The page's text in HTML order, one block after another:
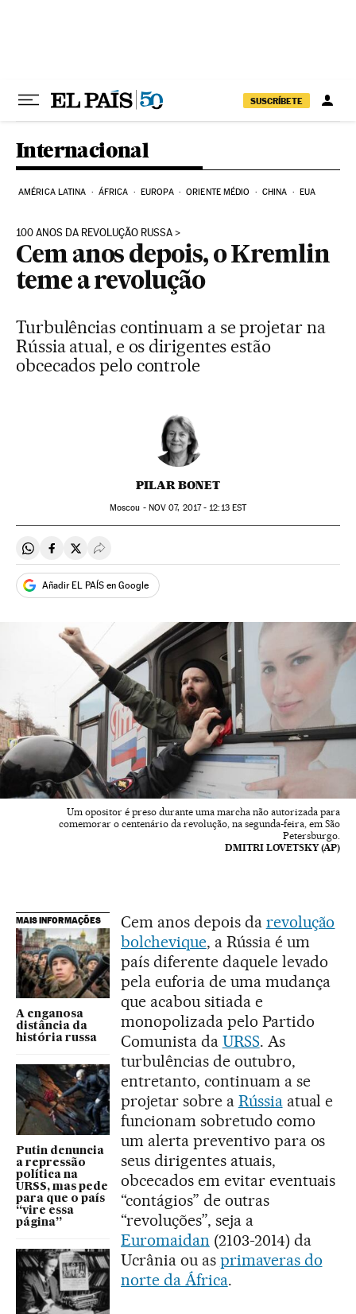
SUSCRÍBETE
Internacional
AMÉRICA LATINA ÁFRICA EUROPA ORIENTE MÉDIO CHINA EUA
100 ANOS DA REVOLUÇÃO RUSSA
Cem anos depois, o Kremlin
teme a revolução
Turbulências continuam a se projetar na
Rússia atual, e os dirigentes estão
obcecados pelo controle
PILAR BONET
Moscou - NOV 07, 2017 - 12:13EST
Compartir en Whatsapp
Compartir en Facebook
Compartir en Twitter
Desplegar Redes Sociales
Añadir EL PAÍS en Google
Um opositor é preso durante uma marcha não autorizada para
comemorar o centenário da revolução, na segunda-feira, em São
Petersburgo.
DMITRI LOVETSKY (AP)
MAIS INFORMAÇÕES
A enganosa
distância da
história russa
Putin denuncia
a repressão
política na
URSS, mas pede
para que o país
“vire essa
página”
Cem anos depois da revolução
bolchevique, a Rússia é um
país diferente daquele levado
pela euforia de uma mudança
que acabou sitiada e
monopolizada pelo Partido
Comunista da URSS. As
turbulências de outubro,
entretanto, continuam a se
projetar sobre a Rússiaatual e
funcionam sobretudo como
um alerta preventivo para os
seus dirigentes atuais,
obcecados em evitar eventuais
“contágios” de outras
“revoluções”, seja a
Euromaidan (2103-2014) da
Ucrânia ou as primaveras do
norte da África.